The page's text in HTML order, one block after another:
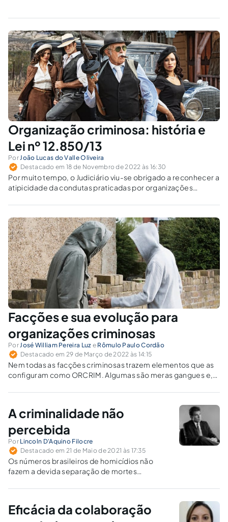
Organização criminosa: história e
Lei nº 12.850/13
PorJoão Lucas do Valle Oliveira
Destacado em 18 de Novembro de 2022 às 16:30
Por muito tempo, o Judiciário viu-se obrigado a reconhecer a
atipicidade da condutas praticadas por organizações
Facções e sua evolução para
organizações criminosas
Por José William Pereira Luz e Rômulo Paulo Cordão
Destacado em 29 de Março de 2022 às 14:15
Nem todas as facções criminosas trazem elementos que as
configuram como ORCRIM. Algumas são meras gangues e,
A criminalidade não
percebida
Por Lincoln D'Aquino Filocre
Destacado em 21 de Maio de 2021 às 17:35
Os números brasileiros de homicídios não
fazem a devida separação de mortes
aquelas provocadas pela criminalidade
Eficácia da colaboração